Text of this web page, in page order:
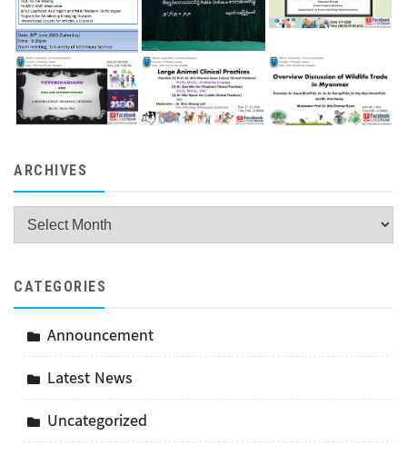
ARCHIVES
Archives
CATEGORIES
Announcement
Latest News
Uncategorized